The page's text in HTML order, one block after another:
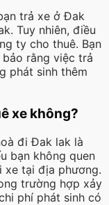
trả xe ở Đak
Tuy nhiên, điều
ty cho thuê. Bạn
rằng việc trả
phát sinh thêm
xe không?
đi Đak lak là
bạn không quen
xe tại địa phương.
trường hợp xảy
phí phát sinh có